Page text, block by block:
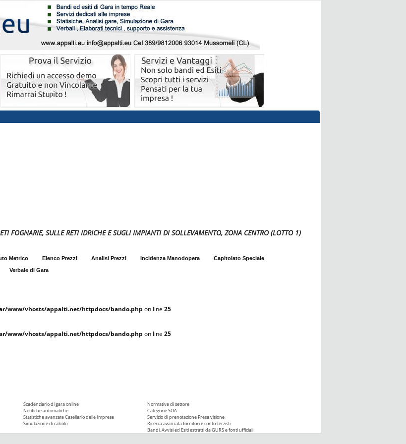
FOGNARIE, SULLE RETI IDRICHE E SUGLI IMPIANTI DI SOLLEVAMENTO, ZONA CENTRO (LOTTO 1)
Metrico Elenco Prezzi Analisi Prezzi Incidenza Manodopera
Capitolato Speciale
Verbale di Gara
www/vhosts/appalti.net/httpdocs/bando.php on line 25
www/vhosts/appalti.net/httpdocs/bando.php on line 25
Scadenziario di gara online
Notifiche automatiche
Statistiche avanzateCasellario delle Imprese
Simulazione di calcolo
Normative di settore
Categorie SOA
Servizio di prenotazione Presa visione
Ricerca avanzata fornitori e conto-terzisti
Bandi, Avvisi ed Esiti estratti da GURS e fonti ufficiali